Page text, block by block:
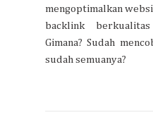
mengoptimalkan
backlink
Gimana? Sudah
sudah semuanya?